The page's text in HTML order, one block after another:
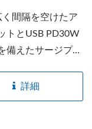
く間隔を空けたア
トとUSB PD30W
備えたサージプロ
ンで、3Dモデリ
によりソケット間
詳細